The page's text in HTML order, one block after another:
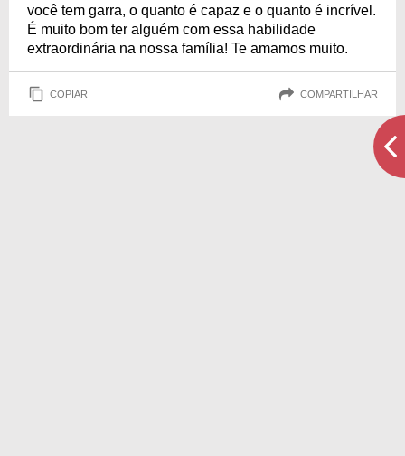
você tem garra, o quanto é capaz e o quanto é incrível.
É muito bom ter alguém com essa habilidade
extraordinária na nossa família! Te amamos muito.
COPIAR COMPARTILHAR